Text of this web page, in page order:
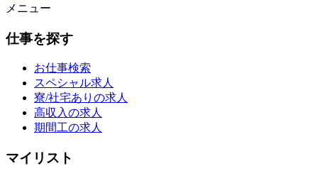
メニュー
仕事を探す
お仕事検索
スペシャル求人
寮/社宅ありの求人
高収入の求人
期間工の求人
マイリスト